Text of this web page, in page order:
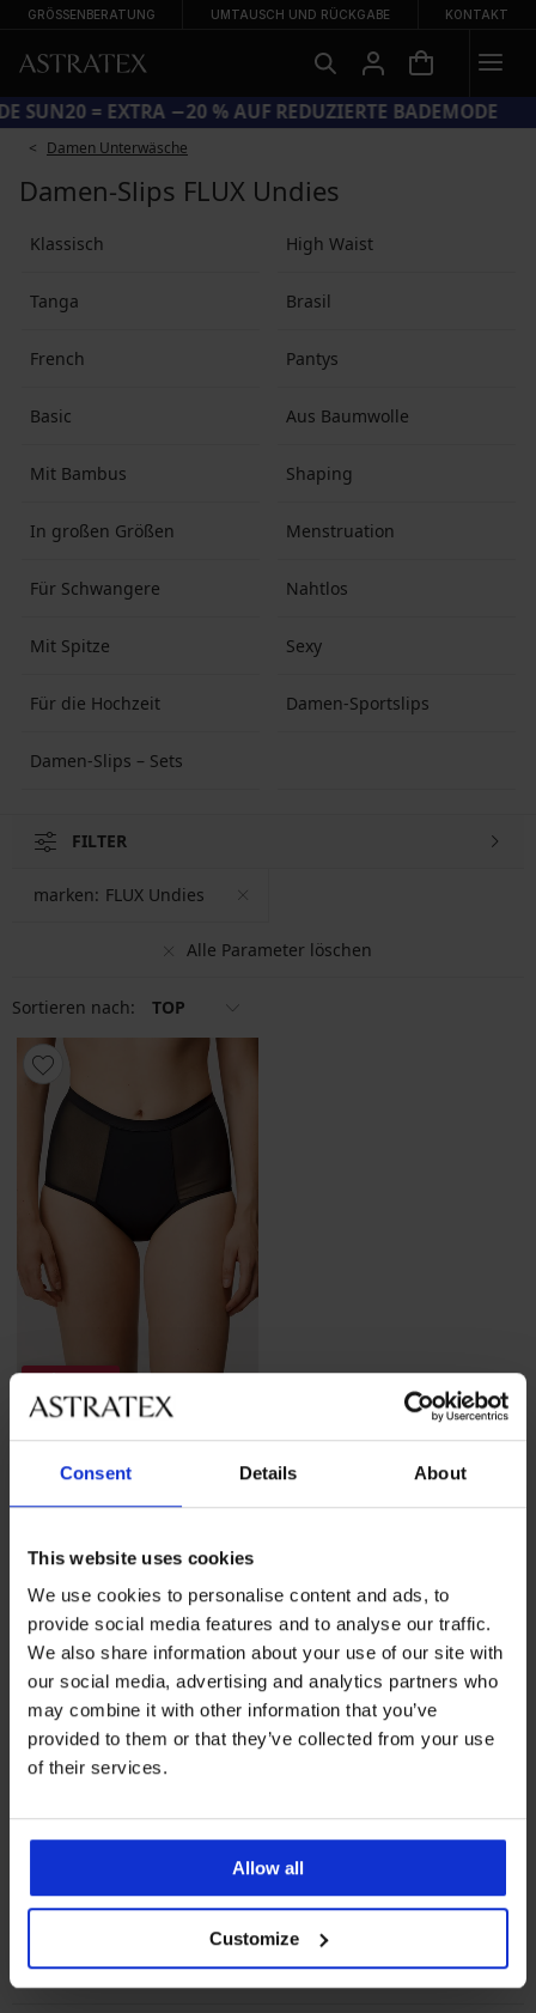
Consent Details About
This website uses cookies
We use cookies to personalise content and ads, to
provide social media features and to analyse our traffic.
We also share information about your use of our site with
our social media, advertising and analytics partners who
may combine it with other information that you’ve
provided to them or that they’ve collected from your use
of their services.
Allow all
Customize
GRÖSSENBERATUNG UMTAUSCH UND RÜCKGABE KONTAKT
CODE SUN20 = EXTRA −20 % AUF REDUZIERTE BADEMODE
Damen Unterwäsche
Damen-Slips FLUX Undies
Klassisch High Waist
Tanga Brasil
French Pantys
Basic Aus Baumwolle
Mit Bambus Shaping
In großen Größen Menstruation
Für Schwangere Nahtlos
Mit Spitze Sexy
Für die Hochzeit Damen-Sportslips
Damen-Slips – Sets
FILTER
Alle Parameter löschen
marken: FLUX Undies
Sortieren nach: TOP
Sale -60%
Waist für schwache Tage
Rabatt
16,00 €Alter Preis
39,99 €
Beliebteste Marken
Astratex
Jadea
Die meistgewählten Größen